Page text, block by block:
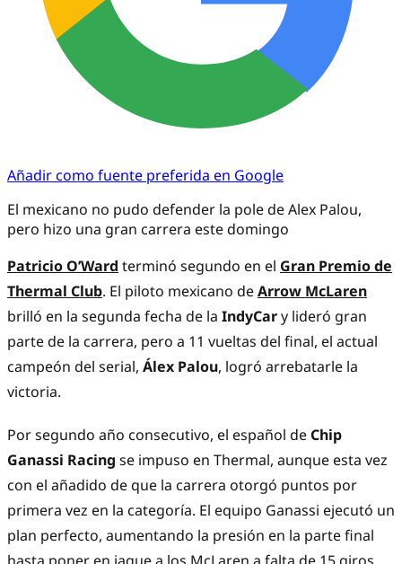
Añadir como fuente preferida en Google
El mexicano no pudo defender la pole de Alex Palou,
pero hizo una gran carrera este domingo
Patricio O’Ward terminó segundo en el Gran Premio de
Thermal Club. El piloto mexicano deArrow McLaren
brilló en la segunda fecha de la IndyCary lideró gran
parte de la carrera, pero a 11 vueltas del final, el actual
campeón del serial, Álex Palou, logró arrebatarle la
victoria.
Por segundo año consecutivo, el español de Chip
Ganassi Racing se impuso en Thermal, aunque esta vez
con el añadido de que la carrera otorgó puntos por
primera vez en la categoría. El equipo Ganassi ejecutó un
plan perfecto, aumentando la presión en la parte final